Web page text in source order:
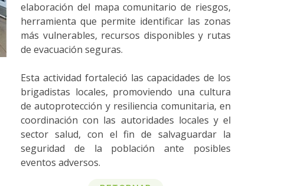
elaboración del mapa comunitario de riesgos,
herramienta que permite identificar las zonas
más vulnerables, recursos disponibles y rutas
de evacuación seguras.
Esta actividad fortaleció las capacidades de los
brigadistas locales, promoviendo una cultura
de autoprotección y resiliencia comunitaria, en
coordinación con las autoridades locales y el
sector salud, con el fin de salvaguardar la
seguridad de la población ante posibles
eventos adversos.